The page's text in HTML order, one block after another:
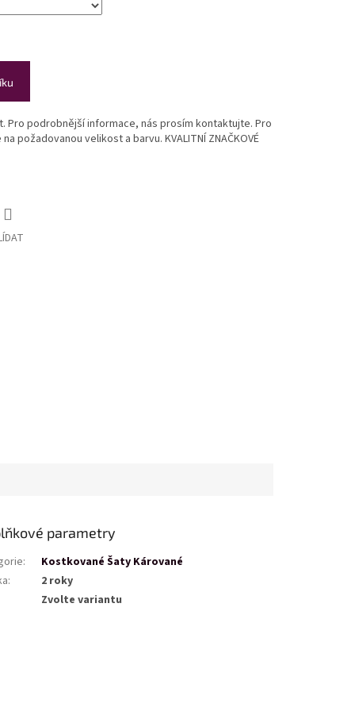
Pro podrobnější informace, nás prosím kontaktujte. Pro
požadovanou velikost a barvu. KVALITNÍ ZNAČKOVÉ
parametry
:
Kostkované Šaty Kárované
:
2 roky
Zvolte variantu